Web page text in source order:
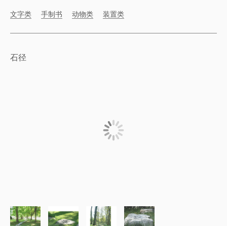
文字类 手制书 动物类 装置类
石径